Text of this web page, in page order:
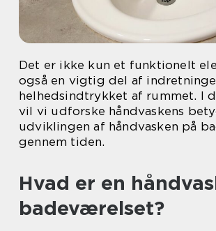
Det er ikke kun et funktionelt
også en vigtig del af
helhedsindtrykket af rummet. I
vil vi udforske håndvaskens
udviklingen af håndvasken på
gennem tiden.
Hvad er en
badeværelset?